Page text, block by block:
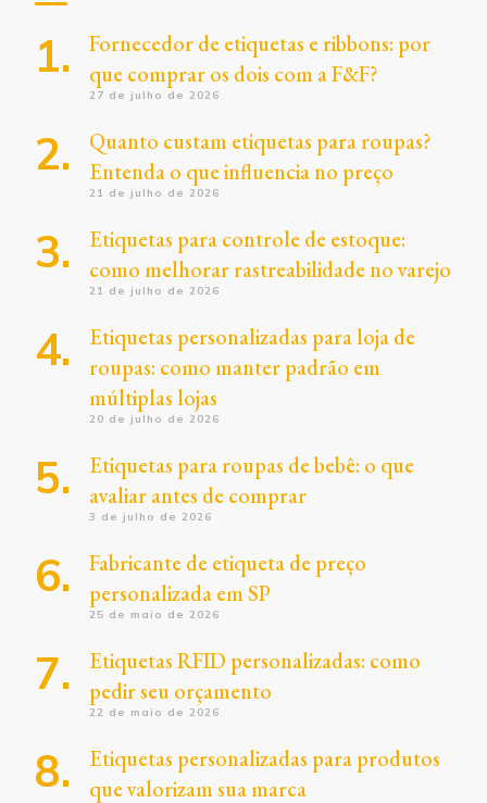
Fornecedor de etiquetas e ribbons: por
que comprar os dois com a F&F?
27 de julho de 2026
Quanto custam etiquetas para roupas?
Entenda o que influencia no preço
21 de julho de 2026
Etiquetas para controle de estoque:
como melhorar rastreabilidade no varejo
21 de julho de 2026
Etiquetas personalizadas para loja de
roupas: como manter padrão em
múltiplas lojas
20 de julho de 2026
Etiquetas para roupas de bebê: o que
avaliar antes de comprar
3 de julho de 2026
Fabricante de etiqueta de preço
personalizada em SP
25 de maio de 2026
Etiquetas RFID personalizadas: como
pedir seu orçamento
22 de maio de 2026
Etiquetas personalizadas para produtos
que valorizam sua marca